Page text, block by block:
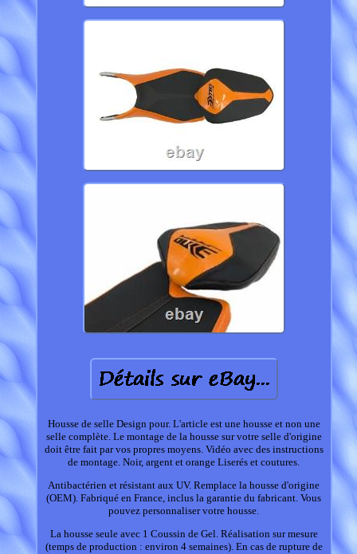
Housse de selle Design pour. L'article est une housse et non une
selle complète. Le montage de la housse sur votre selle d'origine
doit être fait par vos propres moyens. Vidéo avec des instructions
de montage. Noir, argent et orange Liserés et coutures.
Antibactérien et résistant aux UV. Remplace la housse d'origine
(OEM). Fabriqué en France, inclus la garantie du fabricant. Vous
pouvez personnaliser votre housse.
La housse seule avec 1 Coussin de Gel. Réalisation sur mesure
(temps de production : environ 4 semaines). En cas de rupture de